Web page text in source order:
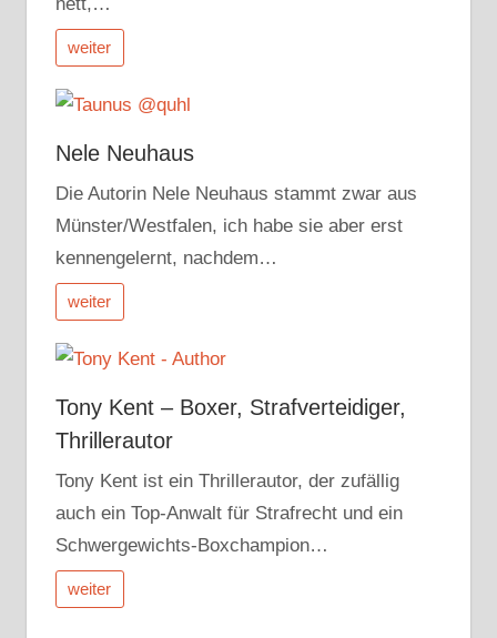
weiter
Nele Neuhaus
Die Autorin Nele Neuhaus stammt zwar aus
Münster/Westfalen, ich habe sie aber erst
kennengelernt, nachdem…
weiter
Tony Kent – Boxer, Strafverteidiger,
Thrillerautor
Tony Kent ist ein Thrillerautor, der zufällig
auch ein Top-Anwalt für Strafrecht und ein
Schwergewichts-Boxchampion…
weiter